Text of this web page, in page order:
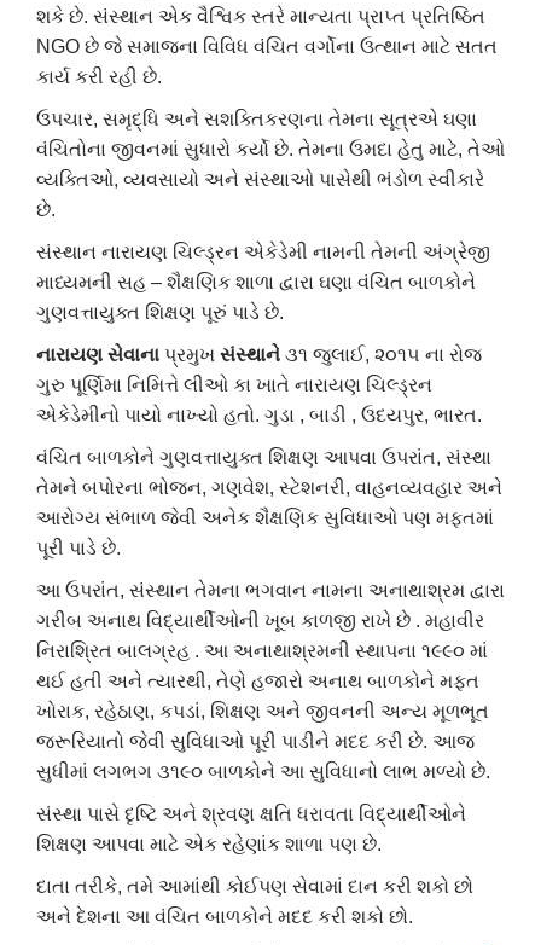
શકે છે. સંસ્થાન એક વૈશ્વિક સ્તરે માન્યતા પ્રાપ્ત પ્રતિષ્ઠિત
NGO છે જે સમાજના વિવિધ વંચિત વર્ગોના ઉત્થાન માટે સતત
કાર્ય કરી રહી છે.
ઉપચાર, સમૃદ્ધિ અને સશક્તિકરણના તેમના સૂત્રએ ઘણા
વંચિતોના જીવનમાં સુધારો કર્યો છે. તેમના ઉમદા હેતુ માટે, તેઓ
વ્યક્તિઓ, વ્યવસાયો અને સંસ્થાઓ પાસેથી ભંડોળ સ્વીકારે
છે.
સંસ્થાન નારાયણ ચિલ્ડ્રન એકેડેમી નામની તેમની અંગ્રેજી
માધ્યમની સહ – શૈક્ષણિક શાળા દ્વારા ઘણા વંચિત બાળકોને
ગુણવત્તાયુક્ત શિક્ષણ પૂરું પાડે છે.
નારાયણ સેવાના પ્રમુખ સંસ્થાને ૩૧ જુલાઈ, ૨૦૧૫ ના રોજ
ગુરુ પૂર્ણિમા નિમિત્તે લીઓ કા ખાતે નારાયણ ચિલ્ડ્રન
એકેડેમીનો પાયો નાખ્યો હતો. ગુડા , બાડી , ઉદયપુર, ભારત.
વંચિત બાળકોને ગુણવત્તાયુક્ત શિક્ષણ આપવા ઉપરાંત, સંસ્થા
તેમને બપોરના ભોજન, ગણવેશ, સ્ટેશનરી, વાહનવ્યવહાર અને
આરોગ્ય સંભાળ જેવી અનેક શૈક્ષણિક સુવિધાઓ પણ મફતમાં
પૂરી પાડે છે.
આ ઉપરાંત, સંસ્થાન તેમના ભગવાન નામના અનાથાશ્રમ દ્વારા
ગરીબ અનાથ વિદ્યાર્થીઓની ખૂબ કાળજી રાખે છે . મહાવીર
નિરાશ્રિત બાલગ્રહ . આ અનાથાશ્રમની સ્થાપના ૧૯૯૦ માં
થઈ હતી અને ત્યારથી, તેણે હજારો અનાથ બાળકોને મફત
ખોરાક, રહેઠાણ, કપડાં, શિક્ષણ અને જીવનની અન્ય મૂળભૂત
જરૂરિયાતો જેવી સુવિધાઓ પૂરી પાડીને મદદ કરી છે. આજ
સુધીમાં લગભગ ૩૧૯૦ બાળકોને આ સુવિધાનો લાભ મળ્યો છે.
સંસ્થા પાસે દૃષ્ટિ અને શ્રવણ ક્ષતિ ધરાવતા વિદ્યાર્થીઓને
શિક્ષણ આપવા માટે એક રહેણાંક શાળા પણ છે.
દાતા તરીકે, તમે આમાંથી કોઈપણ સેવામાં દાન કરી શકો છો
અને દેશના આ વંચિત બાળકોને મદદ કરી શકો છો.